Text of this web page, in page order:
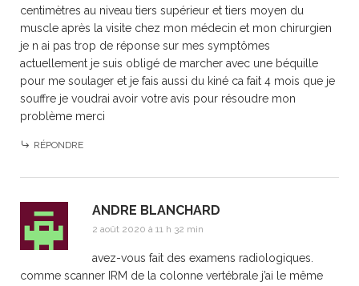
centimètres au niveau tiers supérieur et tiers moyen du
muscle après la visite chez mon médecin et mon chirurgien
je n ai pas trop de réponse sur mes symptômes
actuellement je suis obligé de marcher avec une béquille
pour me soulager et je fais aussi du kiné ca fait 4 mois que je
souffre je voudrai avoir votre avis pour résoudre mon
problème merci
RÉPONDRE
ANDRE BLANCHARD
2 août 2020 à 11 h 32 min
avez-vous fait des examens radiologiques.
comme scanner IRM de la colonne vertébrale j’ai le même